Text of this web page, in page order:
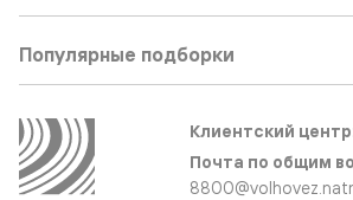
Популярные подборки
Клиентский
Почта по общим